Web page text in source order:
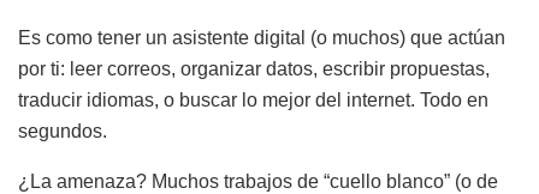
Es como tener un asistente digital (o muchos) que actúan
por ti: leer correos, organizar datos, escribir propuestas,
traducir idiomas, o buscar lo mejor del internet. Todo en
segundos.
¿La amenaza? Muchos trabajos de “cuello blanco” (o de